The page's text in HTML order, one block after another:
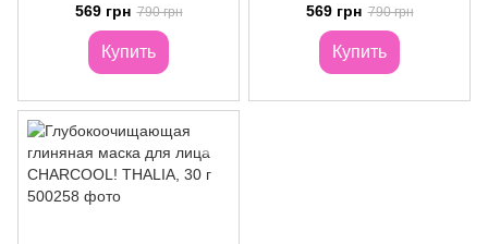
569 грн 790 грн
Купить
569 грн 790 грн
Купить